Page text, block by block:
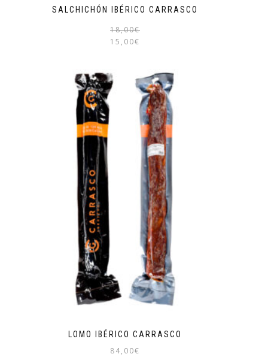
SALCHICHÓN IBÉRICO CARRASCO
18,00€
15,00€
LOMO IBÉRICO CARRASCO
84,00€